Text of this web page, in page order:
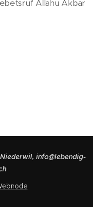
Allahu Akbar
info@lebendig-